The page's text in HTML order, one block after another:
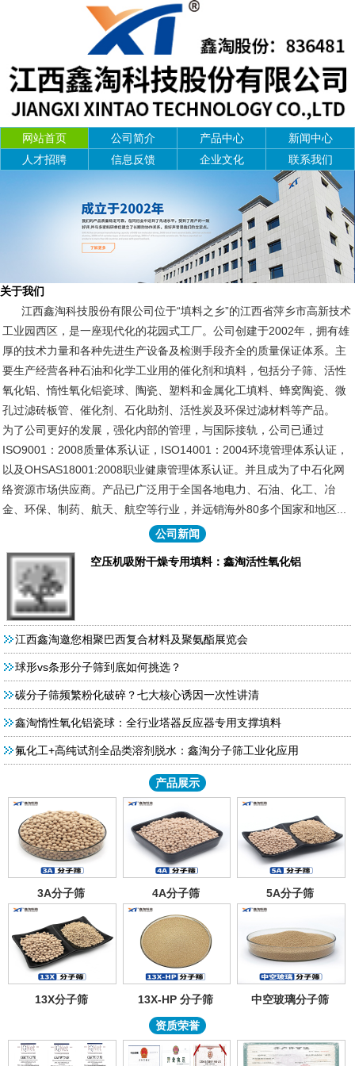
网站首页 公司简介 产品中心
新闻中心
人才招聘
信息反馈 企业文化 联系我们
关于我们
江西鑫淘科技股份有限公司位于“填料之乡”的江西省萍乡市高新技术
工业园西区，是一座现代化的花园式工厂。公司创建于2002年，拥有雄
厚的技术力量和各种先进生产设备及检测手段齐全的质量保证体系。主
要生产经营各种石油和化学工业用的催化剂和填料，包括分子筛、活性
氧化铝、惰性氧化铝瓷球、陶瓷、塑料和金属化工填料、蜂窝陶瓷、微
孔过滤砖板管、催化剂、石化助剂、活性炭及环保过滤材料等产品。
为了公司更好的发展，强化内部的管理，与国际接轨，公司已通过
ISO9001：2008质量体系认证，ISO14001：2004环境管理体系认证，
以及OHSAS18001:2008职业健康管理体系认证。并且成为了中石化网
络资源市场供应商。产品已广泛用于全国各地电力、石油、化工、冶
金、环保、制药、航天、航空等行业，并远销海外80多个国家和地区...
公司新闻
空压机吸附干燥专用填料：鑫淘活性氧化铝
江西鑫淘邀您相聚巴西复合材料及聚氨酯展览会
球形vs条形分子筛到底如何挑选？
碳分子筛频繁粉化破碎？七大核心诱因一次性讲清
鑫淘惰性氧化铝瓷球：全行业塔器反应器专用支撑填料
氟化工+高纯试剂全品类溶剂脱水：鑫淘分子筛工业化应用
产品展示
3A分子筛 4A分子筛 5A分子筛
13X分子筛 13X-HP 分子筛 中空玻璃分子筛
资质荣誉